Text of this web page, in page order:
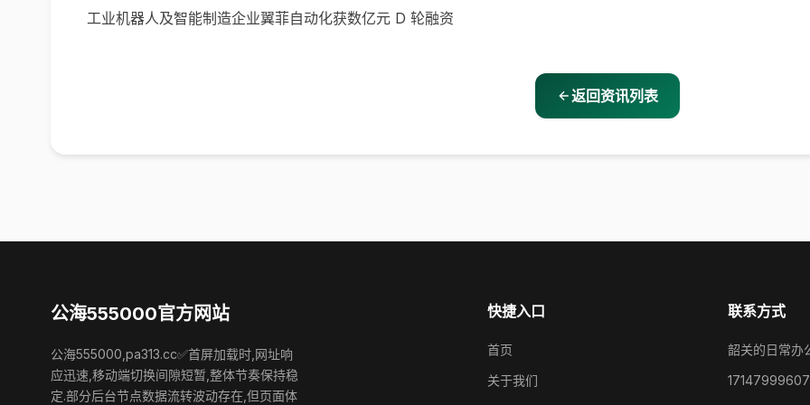
工业机器人及智能制造企业翼菲自动化获数亿元 D 轮融资
返回资讯列表
公海555000官方网站
公海555000,pa313.cc✅首屏加载时,网址响
应迅速,移动端切换间隙短暂,整体节奏保持稳
定.部分后台节点数据流转波动存在,但页面体
快捷入口
首页
关于我们
联系方式
韶关的日常办
17147999607